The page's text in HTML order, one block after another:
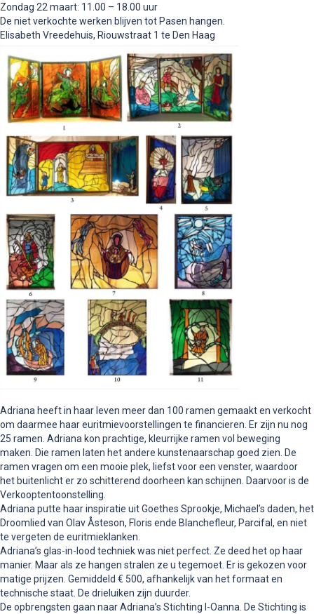
Zondag 22 maart: 11.00 – 18.00 uur
De niet verkochte werken blijven tot Pasen hangen.
Elisabeth Vreedehuis, Riouwstraat 1 te Den Haag
Adriana heeft in haar leven meer dan 100 ramen gemaakt en verkocht
om daarmee haar euritmievoorstellingen te financieren. Er zijn nu nog
25 ramen. Adriana kon prachtige, kleurrijke ramen vol beweging
maken. Die ramen laten het andere kunstenaarschap goed zien. De
ramen vragen om een mooie plek, liefst voor een venster, waardoor
het buitenlicht er zo schitterend doorheen kan schijnen. Daarvoor is de
Verkooptentoonstelling.
Adriana putte haar inspiratie uit Goethes Sprookje, Michael’s daden, het
Droomlied van Olav Åsteson, Floris ende Blanchefleur, Parcifal, en niet
te vergeten de euritmieklanken.
Adriana’s glas-in-lood techniek was niet perfect. Ze deed het op haar
manier. Maar als ze hangen stralen ze u tegemoet. Er is gekozen voor
matige prijzen. Gemiddeld € 500, afhankelijk van het formaat en
technische staat. De drieluiken zijn duurder.
De opbrengsten gaan naar Adriana’s Stichting I-Oanna. De Stichting is